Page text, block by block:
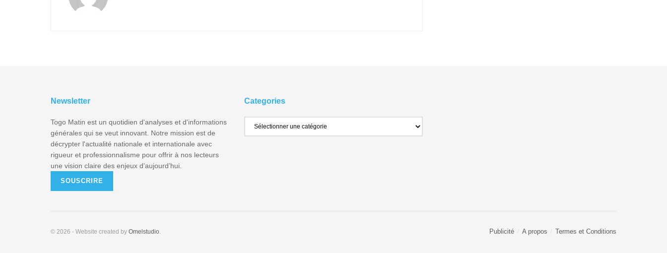
Newsletter
Togo Matin est un quotidien d'analyses et d'informations
générales qui se veut innovant. Notre mission est de
décrypter l'actualité nationale et internationale avec
rigueur et professionnalisme pour offrir à nos lecteurs
une vision claire des enjeux d’aujourd’hui.
SOUSCRIRE
Categories
Publicité A propos Termes et Conditions
© 2026 - Website created by Omelstudio